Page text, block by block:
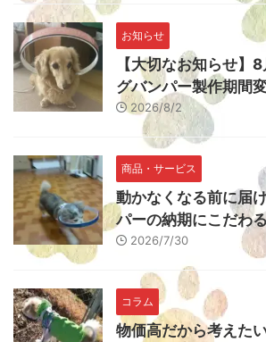
お知らせ
【大切なお知らせ】
グバンパー製作期間
2026/8/2
商品・サービス
動かなくなる前に届
パーの納期にこだわ
2026/7/30
コラム
物価高だから考えた